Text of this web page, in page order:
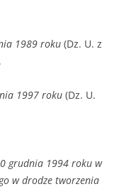
1989 roku (Dz. U. z
1997 roku (Dz. U.
grudnia 1994 roku w
w drodze tworzenia